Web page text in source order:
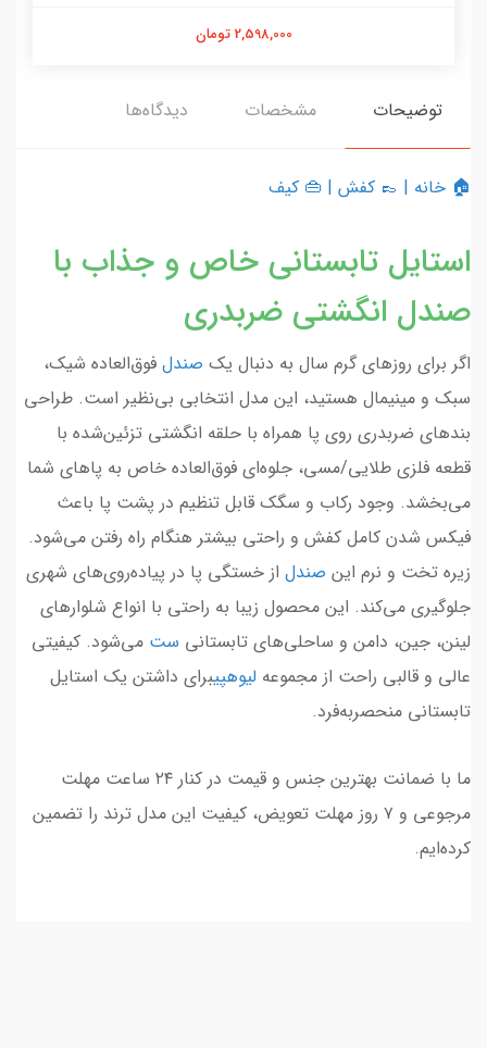
2,598,000 تومان
توضیحات مشخصات دیدگاه‌ها
🏠 خانه | 👞 کفش | 👜 کیف
استایل تابستانی خاص و جذاب با
صندل انگشتی ضربدری
اگر برای روزهای گرم سال به دنبال یک صندل فوق‌العاده شیک،
سبک و مینیمال هستید، این مدل انتخابی بی‌نظیر است. طراحی
بندهای ضربدری روی پا همراه با حلقه انگشتی تزئین‌شده با
قطعه فلزی طلایی/مسی، جلوه‌ای فوق‌العاده خاص به پاهای شما
می‌بخشد. وجود رکاب و سگک قابل تنظیم در پشت پا باعث
فیکس شدن کامل کفش و راحتی بیشتر هنگام راه رفتن می‌شود.
زیره تخت و نرم این صندل از خستگی پا در پیاده‌روی‌های شهری
جلوگیری می‌کند. این محصول زیبا به راحتی با انواع شلوارهای
لینن، جین، دامن و ساحلی‌های تابستانی ست می‌شود. کیفیتی
عالی و قالبی راحت از مجموعه لیوهپیبرای داشتن یک استایل
تابستانی منحصربه‌فرد.
ما با ضمانت بهترین جنس و قیمت در کنار ۲۴ ساعت مهلت
مرجوعی و ۷ روز مهلت تعویض، کیفیت این مدل ترند را تضمین
کرده‌ایم.